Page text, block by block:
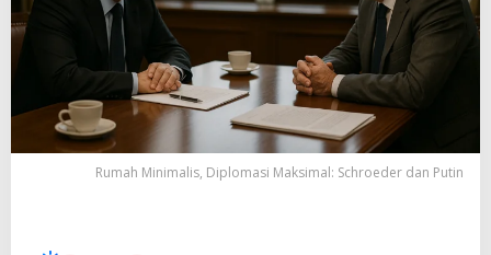
Rumah Minimalis, Diplomasi Maksimal: Schroeder dan Putin